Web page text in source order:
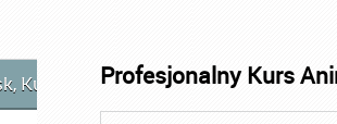
, Kurs Animatora Gdynia,Kurs
Profesjonalny Kurs